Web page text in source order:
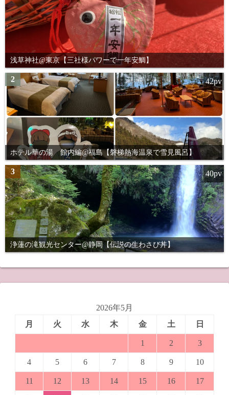
浅草神社@東京【三社様パワーで一年安鯛】
2
ホテル華の湯 館内編@福島【磐梯熱海温泉で雪見風呂】
42pv
3
浄蓮の滝観光センター@静岡【伝説の生わさび丼】
40pv
2026年5月
月
火 水 木 金 土 日
1 2 3
4 5 6 7 8 9 10
11 12 13 14 15 16 17